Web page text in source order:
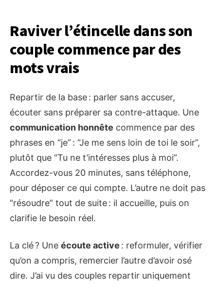
Raviver l’étincelle dans son
couple commence par des
mots vrais
Repartir de la base : parler sans accuser,
écouter sans préparer sa contre-attaque. Une
communication honnête commence par des
phrases en “je” : “Je me sens loin de toi le soir”,
plutôt que “Tu ne t’intéresses plus à moi”.
Accordez-vous 20 minutes, sans téléphone,
pour déposer ce qui compte. L’autre ne doit pas
“résoudre” tout de suite : il accueille, puis on
clarifie le besoin réel.
La clé ? Une écoute active : reformuler, vérifier
qu’on a compris, remercier l’autre d’avoir osé
dire. J’ai vu des couples repartir uniquement